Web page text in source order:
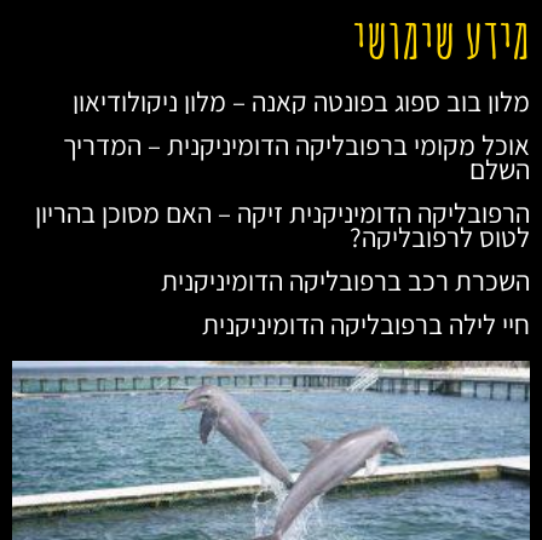
מידע שימושי
מלון בוב ספוג בפונטה קאנה – מלון ניקולודיאון
אוכל מקומי ברפובליקה הדומיניקנית – המדריך
השלם
הרפובליקה הדומיניקנית זיקה – האם מסוכן בהריון
לטוס לרפובליקה?
השכרת רכב ברפובליקה הדומיניקנית
חיי לילה ברפובליקה הדומיניקנית